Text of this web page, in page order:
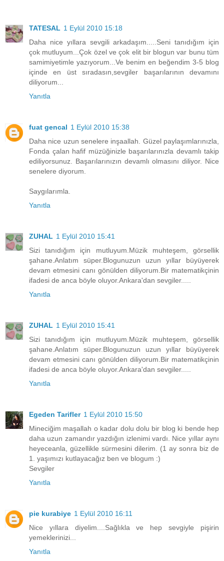
TATESAL 1 Eylül 2010 15:18
Daha nice yıllara sevgili arkadaşım.....Seni tanıdığım için
çok mutluyum...Çok özel ve çok elit bir blogun var bunu tüm
samimiyetimle yazıyorum...Ve benim en beğendim 3-5 blog
içinde en üst sıradasın,sevgiler başarılarının devamını
diliyorum...
Yanıtla
fuat gencal 1 Eylül 2010 15:38
Daha nice uzun senelere inşaallah. Güzel paylaşımlarınızla,
Fonda çalan hafif müzüğinizle başarılarınızla devamlı takip
ediliyorsunuz. Başarılarınızın devamlı olmasını diliyor. Nice
senelere diyorum.
Saygılarımla.
Yanıtla
ZUHAL 1 Eylül 2010 15:41
Sizi tanıdığım için mutluyum.Müzik muhteşem, görsellik
şahane.Anlatım süper.Blogunuzun uzun yıllar büyüyerek
devam etmesini canı gönülden diliyorum.Bir matematikçinin
ifadesi de anca böyle oluyor.Ankara'dan sevgiler.....
Yanıtla
ZUHAL 1 Eylül 2010 15:41
Sizi tanıdığım için mutluyum.Müzik muhteşem, görsellik
şahane.Anlatım süper.Blogunuzun uzun yıllar büyüyerek
devam etmesini canı gönülden diliyorum.Bir matematikçinin
ifadesi de anca böyle oluyor.Ankara'dan sevgiler.....
Yanıtla
Egeden Tarifler 1 Eylül 2010 15:50
Mineciğim maşallah o kadar dolu dolu bir blog ki bende hep
daha uzun zamandır yazdığın izlenimi vardı. Nice yıllar aynı
heyeceanla, güzellikle sürmesini dilerim. (1 ay sonra biz de
1. yaşımızı kutlayacağız ben ve blogum :)
Sevgiler
Yanıtla
pie kurabiye 1 Eylül 2010 16:11
Nice yıllara diyelim....Sağlıkla ve hep sevgiyle pişirin
yemeklerinizi...
Yanıtla